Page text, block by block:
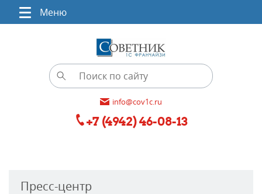
Меню
info@cov1c.ru
+7 (4942) 46-08-13
Пресс-центр